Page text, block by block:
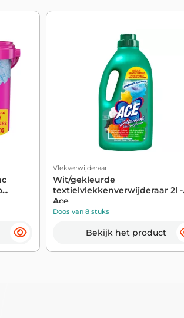
Vlekverwijderaar
Wit/gekleurde
textielvlekkenverwijderaar 2l -
Ace
Doos van 8 stuks
Bekijk het product